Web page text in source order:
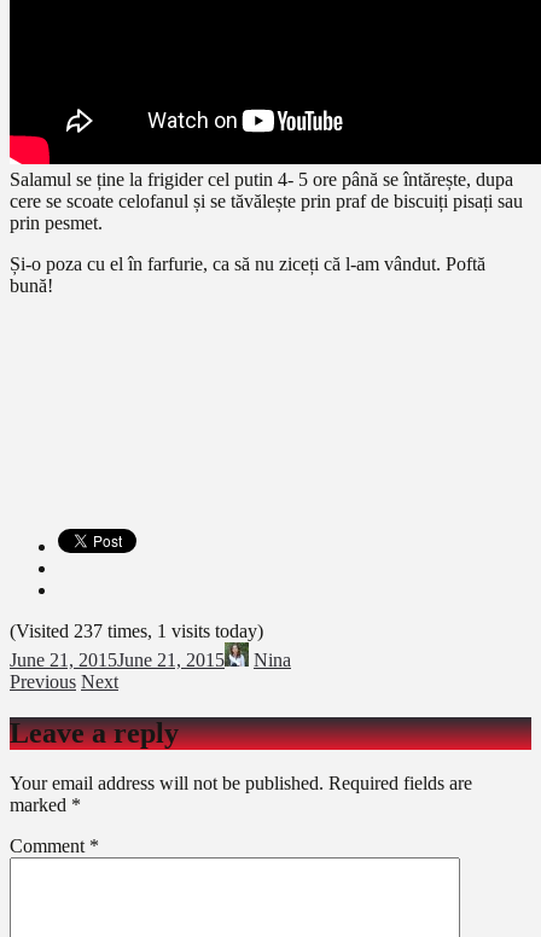
Salamul se ține la frigider cel putin 4- 5 ore până se întărește, dupa
cere se scoate celofanul și se tăvălește prin praf de biscuiți pisați sau
prin pesmet.
Și-o poza cu el în farfurie, ca să nu ziceți că l-am vândut. Poftă
bună!
(Visited 237 times, 1 visits today)
June 21, 2015June 21, 2015
Nina
Previous Next
Leave a reply
Your email address will not be published. Required fields are
marked *
Comment *